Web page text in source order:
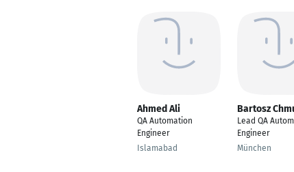
Ahmed Ali
QA Automation
Engineer
Islamabad
Bartosz
Lead QA
Engineer
München